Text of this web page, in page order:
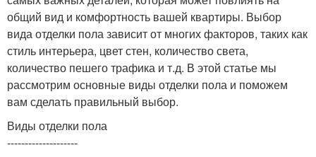
общий вид и комфортность вашей квартиры. Выбор
вида отделки пола зависит от многих факторов, таких как
стиль интерьера, цвет стен, количество света,
количество пешего трафика и т.д. В этой статье мы
рассмотрим основные виды отделки пола и поможем
вам сделать правильный выбор.
Виды отделки пола
--------------------